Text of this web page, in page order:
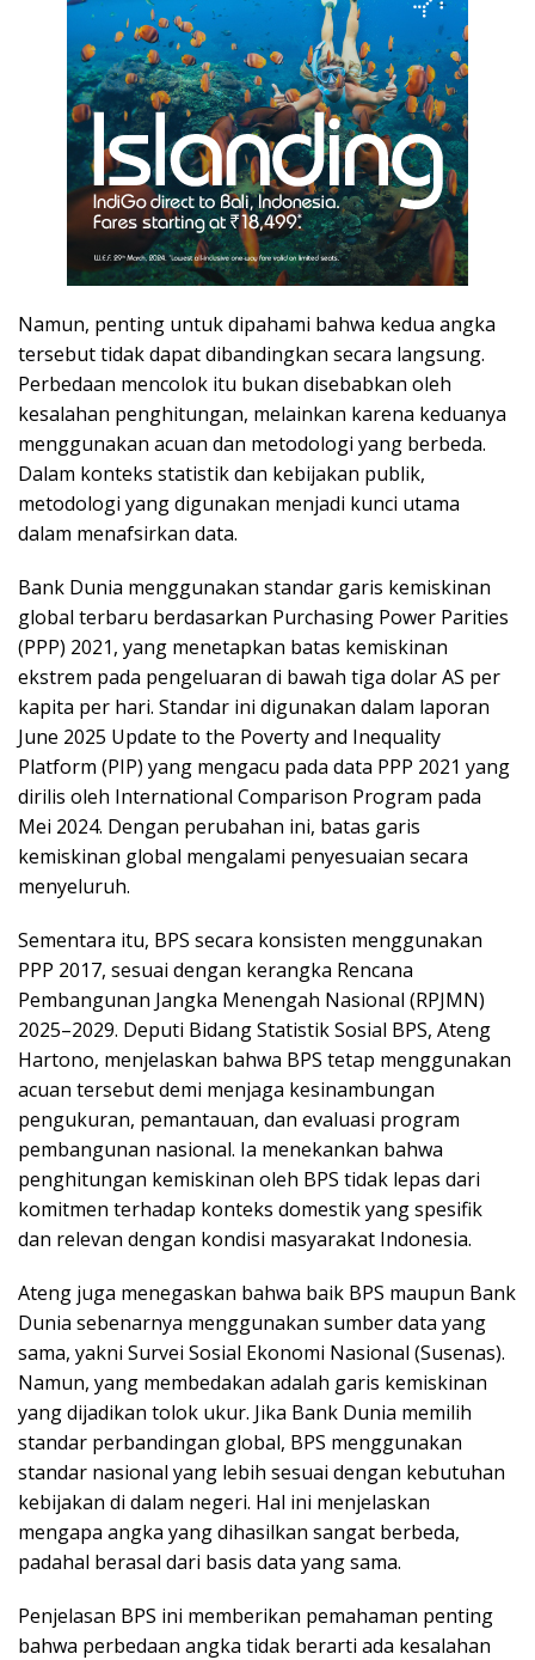
Namun, penting untuk dipahami bahwa kedua angka
tersebut tidak dapat dibandingkan secara langsung.
Perbedaan mencolok itu bukan disebabkan oleh
kesalahan penghitungan, melainkan karena keduanya
menggunakan acuan dan metodologi yang berbeda.
Dalam konteks statistik dan kebijakan publik,
metodologi yang digunakan menjadi kunci utama
dalam menafsirkan data.
Bank Dunia menggunakan standar garis kemiskinan
global terbaru berdasarkan Purchasing Power Parities
(PPP) 2021, yang menetapkan batas kemiskinan
ekstrem pada pengeluaran di bawah tiga dolar AS per
kapita per hari. Standar ini digunakan dalam laporan
June 2025 Update to the Poverty and Inequality
Platform (PIP) yang mengacu pada data PPP 2021 yang
dirilis oleh International Comparison Program pada
Mei 2024. Dengan perubahan ini, batas garis
kemiskinan global mengalami penyesuaian secara
menyeluruh.
Sementara itu, BPS secara konsisten menggunakan
PPP 2017, sesuai dengan kerangka Rencana
Pembangunan Jangka Menengah Nasional (RPJMN)
2025–2029. Deputi Bidang Statistik Sosial BPS, Ateng
Hartono, menjelaskan bahwa BPS tetap menggunakan
acuan tersebut demi menjaga kesinambungan
pengukuran, pemantauan, dan evaluasi program
pembangunan nasional. Ia menekankan bahwa
penghitungan kemiskinan oleh BPS tidak lepas dari
komitmen terhadap konteks domestik yang spesifik
dan relevan dengan kondisi masyarakat Indonesia.
Ateng juga menegaskan bahwa baik BPS maupun Bank
Dunia sebenarnya menggunakan sumber data yang
sama, yakni Survei Sosial Ekonomi Nasional (Susenas).
Namun, yang membedakan adalah garis kemiskinan
yang dijadikan tolok ukur. Jika Bank Dunia memilih
standar perbandingan global, BPS menggunakan
standar nasional yang lebih sesuai dengan kebutuhan
kebijakan di dalam negeri. Hal ini menjelaskan
mengapa angka yang dihasilkan sangat berbeda,
padahal berasal dari basis data yang sama.
Penjelasan BPS ini memberikan pemahaman penting
bahwa perbedaan angka tidak berarti ada kesalahan